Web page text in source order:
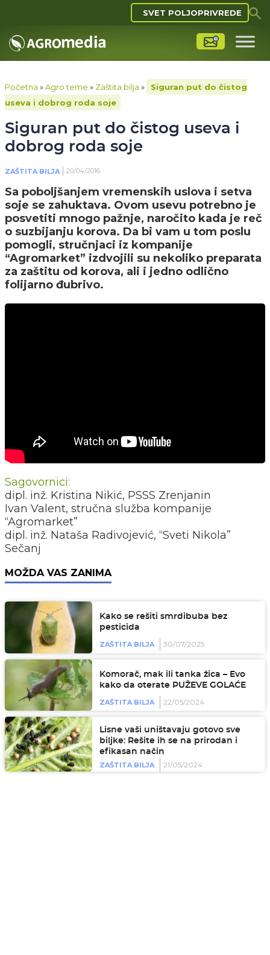
SVET POLJOPRIVREDE
Početna »Agro teme » Zaštita bilja »
Siguran put do čistog
useva i dobrog roda soje
Siguran put do čistog useva i
dobrog roda soje
ZAŠTITA BILJA 20/04/2016
Sa poboljšanjem vremenskih uslova i setva
soje se zahuktava. Ovom usevu potrebno je
posvetiti mnogo pažnje, naročito kada je reč
o suzbijanju korova. Da bi vam u tom poslu
pomogli, stručnjaci iz kompanije
“Agromarket” izdvojili su nekoliko preparata
za zaštitu od korova, ali i jedno odlično
folijarno đubrivo.
Sagovornici:
dipl. inž. Kristina Nikić, PSSS Zrenjanin
Ivan Valent, stručna služba kompanije
“Agromarket”
dipl. inž. Nataša Radivojević, “Sveti Nikola”
Sečanj
MOŽDA VAS ZANIMA
Kako se rešiti smrdibuba bez
pesticida
ZAŠTITA BILJA 30/07/2025
Komorač, mak ili tanka žica – Evo
kako da oterate PUŽEVE GOLAĆE
ZAŠTITA BILJA 22/05/2024
Lisne vaši uništavaju gotovo sve
biljke: Rešite ih se na prirodan i
efikasan način
ZAŠTITA BILJA
21/05/2024